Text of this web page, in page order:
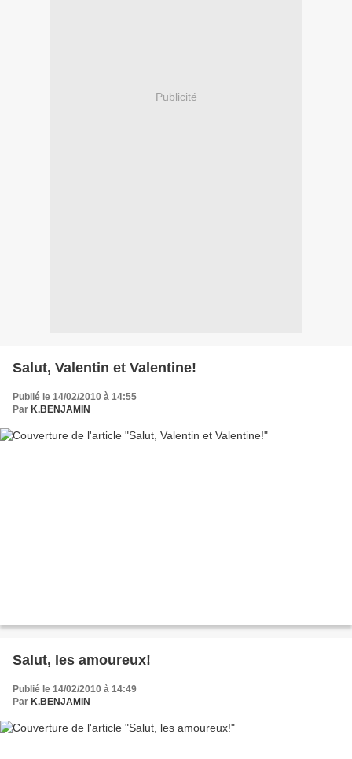
Publicité
Salut, Valentin et Valentine!
Publié le 14/02/2010 à 14:55
Par K.BENJAMIN
Salut, les amoureux!
Publié le 14/02/2010 à 14:49
Par K.BENJAMIN